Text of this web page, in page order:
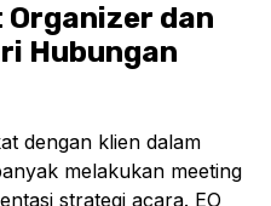
Organizer dan
Hubungan
dengan klien dalam
melakukan meeting
strategi acara. EO